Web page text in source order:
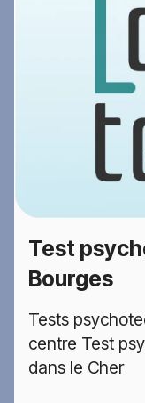
Test
Bourges
Tests
centre Test
dans le Cher